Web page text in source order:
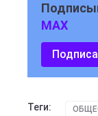
MAX
Теги: